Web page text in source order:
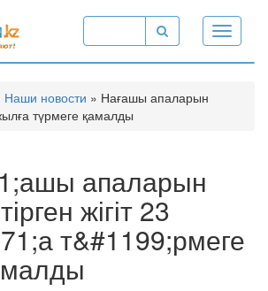
Toggle
Наши новости » Нағашы апаларын
түрмеге қамалды
апаларын
жігіт 23
т&#1199;рмеге